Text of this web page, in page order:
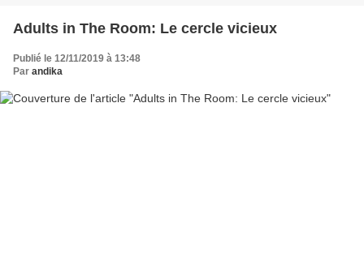
Adults in The Room: Le cercle vicieux
Publié le 12/11/2019 à 13:48
Par andika